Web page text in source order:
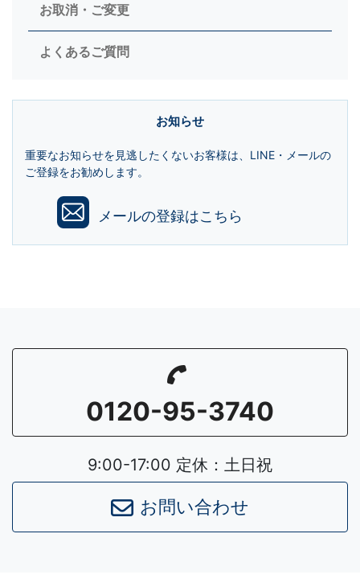
お取消・ご変更
よくあるご質問
お知らせ
重要なお知らせを見逃したくないお客様は、LINE・メールの
ご登録をお勧めします。
メールの登録はこちら
0120-95-3740
9:00-17:00 定休：土日祝
お問い合わせ